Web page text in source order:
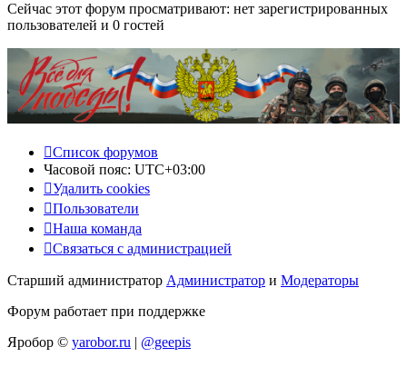
Сейчас этот форум просматривают: нет зарегистрированных
пользователей и 0 гостей
Список форумов
Часовой пояс: UTC+03:00
Удалить cookies
Пользователи
Наша команда
Связаться с администрацией
Старший администратор Администратор и Модераторы
Форум работает при поддержке
Яробор © yarobor.ru | @geepis